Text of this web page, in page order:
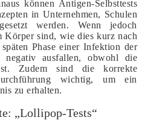
können Antigen-Selbsttests
in Unternehmen, Schulen
werden. Wenn jedoch
Körper sind, wie dies kurz nach
Phase einer Infektion der
ausfallen, obwohl die
Zudem sind die korrekte
wichtig, um ein
zu erhalten.
„Lollipop-Tests“